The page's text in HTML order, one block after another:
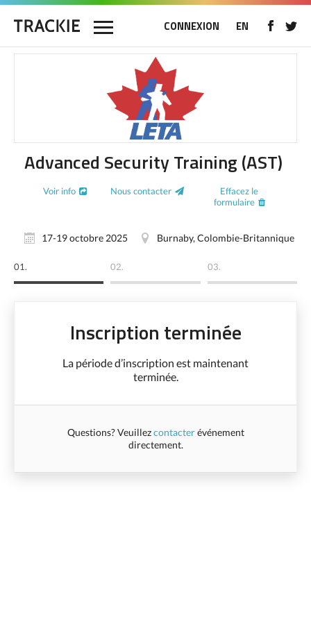
CONNEXION EN
Advanced Security Training (AST)
Voir info Nous contacter
Effacez le
formulaire
17-19 octobre 2025 Burnaby, Colombie-Britannique
01. 02. 03.
Inscription terminée
La période d’inscription est maintenant
terminée.
Questions? Veuillezcontacterévénement
directement.